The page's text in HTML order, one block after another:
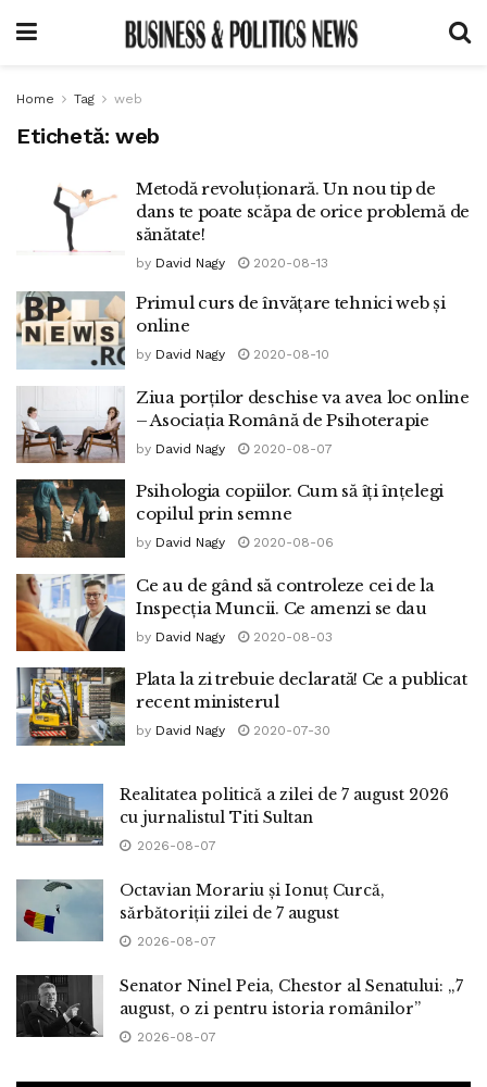
Home Tag web
Etichetă: web
Metodă revoluționară. Un nou tip de
dans te poate scăpa de orice problemă de
sănătate!
by David Nagy 2020-08-13
Primul curs de învățare tehnici web și
online
by David Nagy 2020-08-10
Ziua porților deschise va avea loc online
– Asociația Română de Psihoterapie
by David Nagy 2020-08-07
Psihologia copiilor. Cum să îți înțelegi
copilul prin semne
by David Nagy 2020-08-06
Ce au de gând să controleze cei de la
Inspecția Muncii. Ce amenzi se dau
by David Nagy 2020-08-03
Plata la zi trebuie declarată! Ce a publicat
recent ministerul
by David Nagy 2020-07-30
Realitatea politică a zilei de 7 august 2026
cu jurnalistul Titi Sultan
2026-08-07
Octavian Morariu și Ionuț Curcă,
sărbătoriții zilei de 7 august
2026-08-07
Senator Ninel Peia, Chestor al Senatului: „7
august, o zi pentru istoria românilor”
2026-08-07